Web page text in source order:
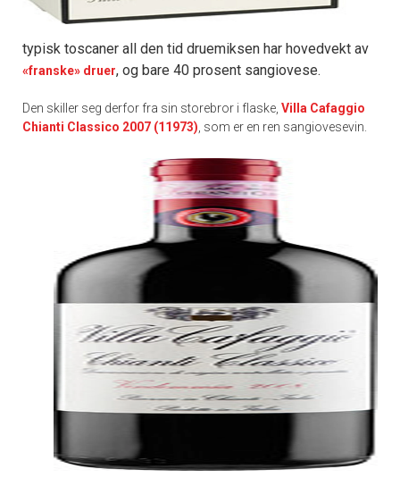
typisk toscaner all den tid druemiksen har hovedvekt av
«franske» druer, og bare 40 prosent sangiovese.
Den skiller seg derfor fra sin storebror i flaske, Villa Cafaggio
Chianti Classico 2007 (11973), som er en ren sangiovesevin.